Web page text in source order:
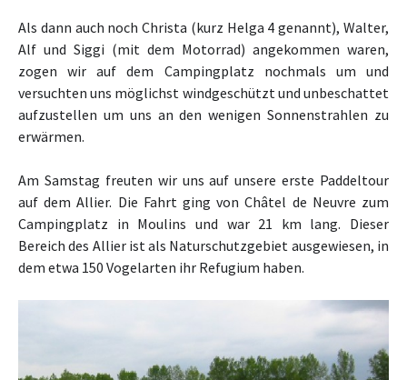
Als dann auch noch Christa (kurz Helga 4 genannt), Walter,
Alf und Siggi (mit dem Motorrad) angekommen waren,
zogen wir auf dem Campingplatz nochmals um und
versuchten uns möglichst windgeschützt und unbeschattet
aufzustellen um uns an den wenigen Sonnenstrahlen zu
erwärmen.
Am Samstag freuten wir uns auf unsere erste Paddeltour
auf dem Allier. Die Fahrt ging von Châtel de Neuvre zum
Campingplatz in Moulins und war 21 km lang. Dieser
Bereich des Allier ist als Naturschutzgebiet ausgewiesen, in
dem etwa 150 Vogelarten ihr Refugium haben.